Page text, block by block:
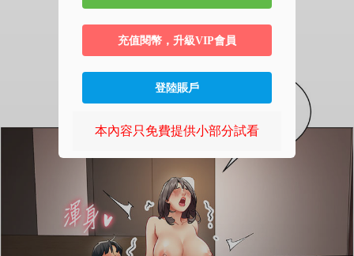
充值閱幣，升級VIP會員
登陸賬戶
本內容只免費提供小部分試看